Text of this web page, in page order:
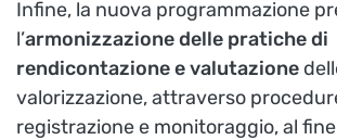
Infine, la nuova programmazione
l’armonizzazione delle pratiche di
rendicontazione e valutazione
valorizzazione, attraverso
registrazione e monitoraggio, al